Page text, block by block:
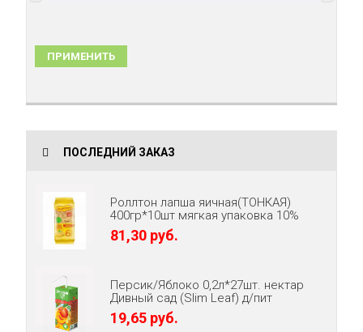
ПРИМЕНИТЬ
ПОСЛЕДНИЙ ЗАКАЗ
Роллтон лапша яичная(ТОНКАЯ)
400гр*10шт мягкая упаковка 10%
81,30 руб.
Персик/Яблоко 0,2л*27шт. нектар
Дивный сад (Slim Leaf) д/пит
19,65 руб.